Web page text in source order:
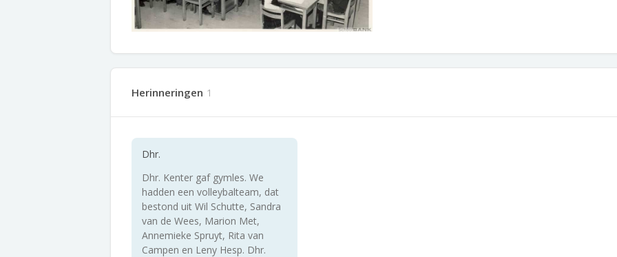
Herinneringen 1
Dhr.
Dhr. Kenter gaf gymles. We
hadden een volleybalteam, dat
bestond uit Wil Schutte, Sandra
van de Wees, Marion Met,
Annemieke Spruyt, Rita van
Campen en Leny Hesp. Dhr.